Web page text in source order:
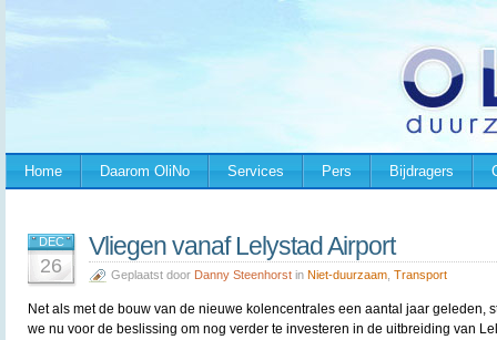
Home Daarom OliNo Services Pers Bijdragers
DEC
26
Vliegen vanaf Lelystad Airport
Geplaatst door Danny Steenhorst in Niet-duurzaam Transport
Net als met de bouw van de nieuwe kolencentrales een aantal jaar geleden,
we nu voor de beslissing om nog verder te investeren in de uitbreiding van